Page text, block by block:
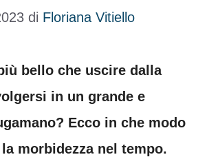
di Floriana Vitiello
bello che uscire dalla
in un grande e
Ecco in che modo
morbidezza nel tempo.